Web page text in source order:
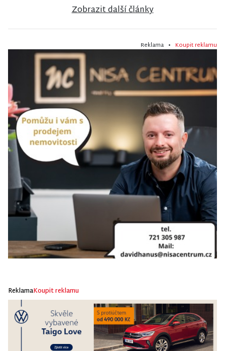
Zobrazit další články
Reklama • Koupit reklamu
ReklamaKoupit reklamu